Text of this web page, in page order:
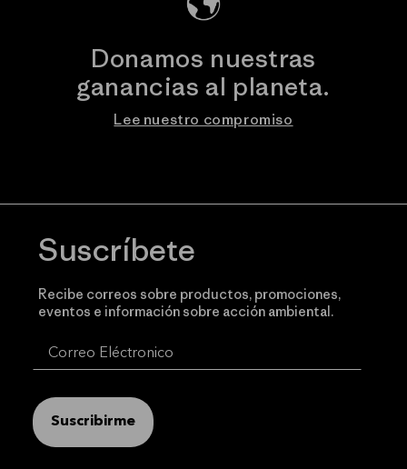
Donamos nuestras
ganancias al planeta.
Lee nuestro compromiso
Suscríbete
Recibe correos sobre productos, promociones,
eventos e información sobre acción ambiental.
Suscribirme